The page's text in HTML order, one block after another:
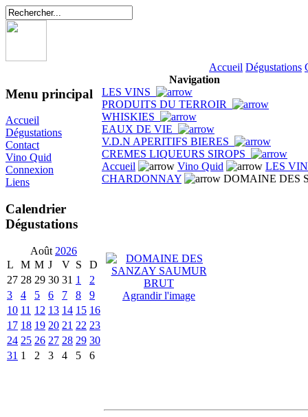
Accueil Dégustations
Menu principal
Accueil
Dégustations
Contact
Vino Quid
Connexion
Liens
Calendrier
Dégustations
Août 2026
L
M M J V S
D
27 28 29 30 31 1
2
3
4 5 6 7 8
9
10 11 12 13 14 15 16
17 18 19 20 21 22 23
24 25 26 27 28 29 30
31 1 2 3 4 5 6
Navigation
LES VINS
PRODUITS DU TERROIR
WHISKIES
EAUX DE VIE
V.D.N APERITIFS BIERES
CREMES LIQUEURS SIROPS
Accueil
Vino Quid
LES
CHARDONNAY
DOMAINE DES
Agrandir l'image